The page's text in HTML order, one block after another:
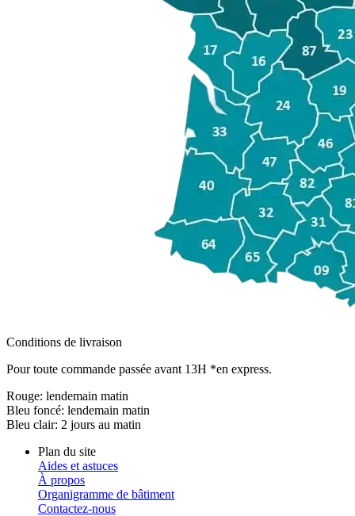
Conditions de livraison
Pour toute commande passée avant 13H *en express.
Rouge: lendemain matin
Bleu foncé: lendemain matin
Bleu clair: 2 jours au matin
Plan du site
Aides et astuces
À propos
Organigramme de bâtiment
Contactez-nous